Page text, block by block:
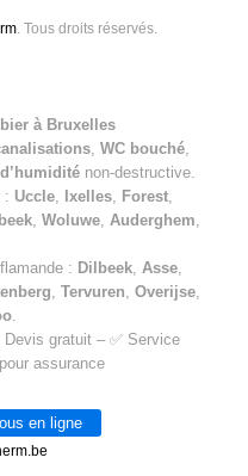
. Tous droits réservés.
à Bruxelles
WC bouché
non-destructive.
: Uccle, Ixelles, Forest,
Woluwe Auderghem
: Dilbeek Asse
Tervuren Overijse,
.
Devis gratuit – ✅ Service
assurance
en ligne